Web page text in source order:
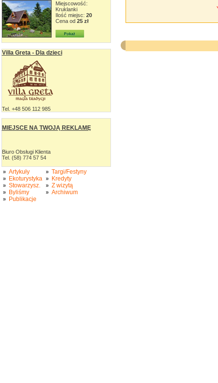
Miejscowość:
Kruklanki
Ilość miejsc: 20
Cena od 25 zł
Villa Greta - Dla dzieci
Tel. +48 506 112 985
MIEJSCE NA TWOJĄ REKLAMĘ
Biuro Obsługi Klienta
Tel. (58) 774 57 54
» Artykuły
» Ekoturystyka
» Stowarzysz.
» Byliśmy
» Publikacje
» Targi/Festyny
» Kredyty
» Z wizytą
» Archiwum